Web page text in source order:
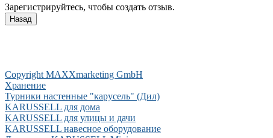
Зарегистрируйтесь, чтобы создать отзыв.
Copyright MAXXmarketing GmbH
Хранение
Турники настенные "карусель" (Дил)
KARUSSELL для дома
KARUSSELL для улицы и дачи
KARUSSELL навесное оборудование